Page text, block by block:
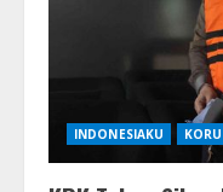
INDONESIAKU